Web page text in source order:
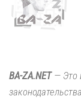
BA-ZA.NET— Это